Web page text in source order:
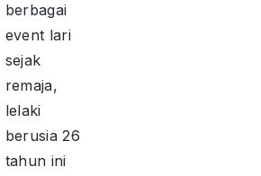
berbagai
event lari
sejak
remaja,
lelaki
berusia 26
tahun ini